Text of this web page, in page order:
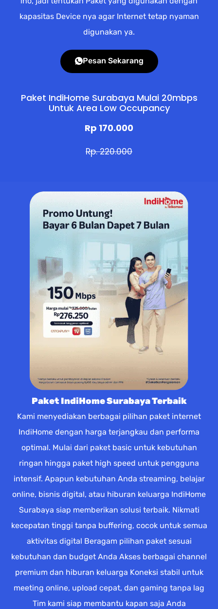
kapasitas Device nya agar Internet tetap nyaman
digunakan ya.
Pesan Sekarang
Paket IndiHome Surabaya Mulai 20mbps
Untuk Area Low Occupancy
Rp 170.000
Rp. 220.000
Paket IndiHome Surabaya Terbaik
Kami menyediakan berbagai pilihan paket internet
IndiHome dengan harga terjangkau dan performa
optimal. Mulai dari paket basic untuk kebutuhan
ringan hingga paket high speed untuk pengguna
intensif. Apapun kebutuhan Anda streaming, belajar
online, bisnis digital, atau hiburan keluarga IndiHome
Surabaya siap memberikan solusi terbaik. Nikmati
kecepatan tinggi tanpa buffering, cocok untuk semua
aktivitas digital Beragam pilihan paket sesuai
kebutuhan dan budget Anda Akses berbagai channel
premium dan hiburan keluarga Koneksi stabil untuk
meeting online, upload cepat, dan gaming tanpa lag
Tim kami siap membantu kapan saja Anda